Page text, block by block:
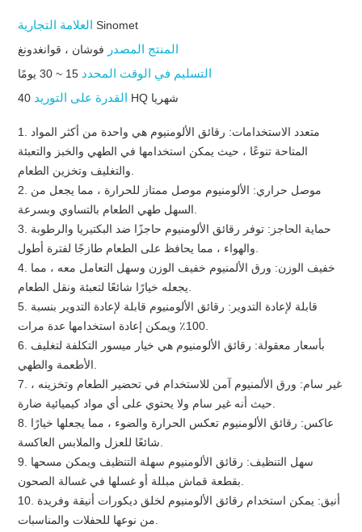
العلامة التجاريةSinomet
المنتج المصدر فوشان ، قوانغدونغ
التسليم في الوقت المحدد 15 ~ 30 يومًا
القدرة على التوريد 40 HQ شهريا
1. متعدد الاستخدامات: رقائق الألومنيوم هي واحدة من أكثر المواد
المتاحة تنوعًا ، حيث يمكن استخدامها في الطهي والخبز والتعبئة
2. موصل حراري: الألومنيوم موصل ممتاز للحرارة ، مما يجعل من
3. حماية الحاجز: توفر رقائق الألومنيوم حاجزًا ضد البكتيريا والرطوبة
4. خفيف الوزن: ورق الألمنيوم خفيف الوزن وسهل التعامل معه ، مما
5. قابلة لإعادة التدوير: رقائق الألومنيوم قابلة لإعادة التدوير بنسبة
6. بأسعار معقولة: رقائق الألومنيوم هي خيار ميسور التكلفة لتغليف
7. غير سام: ورق الألمنيوم آمن للاستخدام في تحضير الطعام وتخزينه ،
8. عاكس: رقائق الألومنيوم تعكس الحرارة والضوء ، مما يجعلها خيارًا
9. سهل التنظيف: رقائق الألومنيوم سهلة التنظيف ويمكن مسحها
10. أنيق: يمكن استخدام رقائق الألومنيوم لخلق ديكورات أنيقة وفريدة